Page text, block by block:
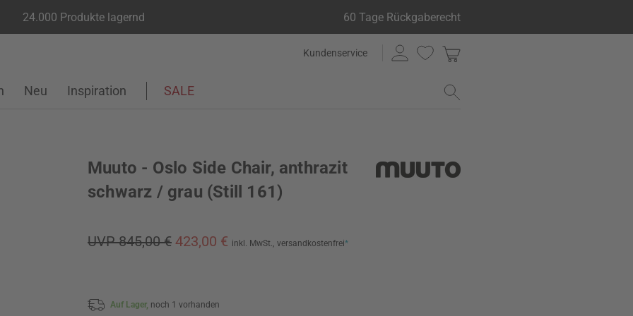
24.000 Produkte lagernd 60 Tage Rückgaberecht
Kundenservice
Neu Inspiration SALE
Muuto - Oslo Side Chair, anthrazit
schwarz / grau (Still 161)
UVP 845,00 € 423,00 € inkl. MwSt., versandkostenfrei*
Auf Lager, noch 1 vorhanden